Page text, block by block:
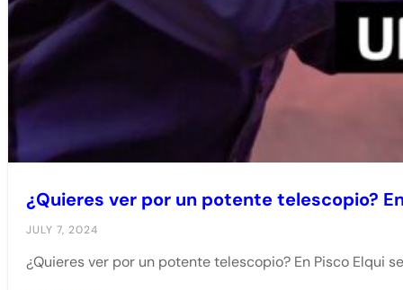
¿Quieres ver por un potente telescopio?
JULY 7, 2024
¿Quieres ver por un potente telescopio? En Pisco Elqui